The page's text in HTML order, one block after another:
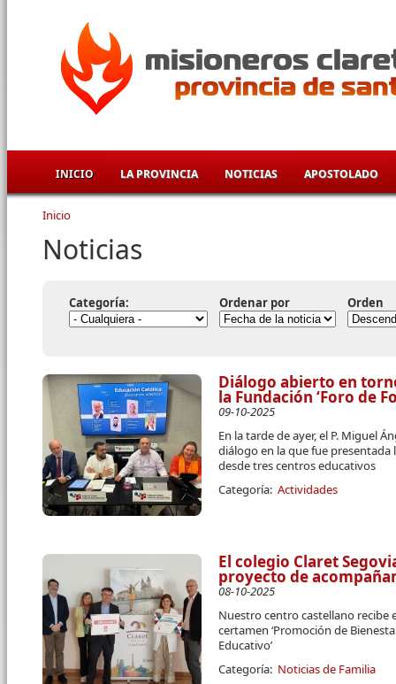
INICIO LA PROVINCIA NOTICIAS APOSTOLADO
Se encuentra usted aquí
Inicio
Noticias
Categoría: Ordenar por Orden
Diálogo abierto en
la Fundación ‘Foro de
09-10-2025
En la tarde de ayer, el P. Miguel
diálogo en la que fue presentada
desde tres centros educativos
Categoría: Actividades
El colegio Claret
proyecto de
08-10-2025
Nuestro centro castellano recibe
certamen ‘Promoción de
Educativo’
Categoría: Noticias de Familia